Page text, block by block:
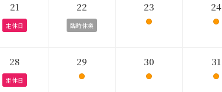
21
定休日
22
臨時休業
23 24
28
定休日
29 30 31